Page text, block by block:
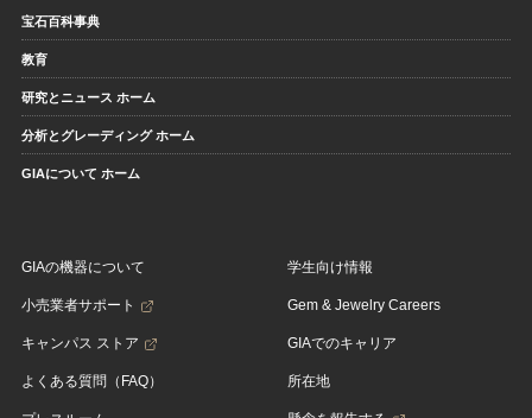
宝石百科事典
教育
研究とニュース ホーム
分析とグレーディング ホーム
GIAについて ホーム
GIAの機器について
小売業者サポート
キャンパス ストア
よくある質問（FAQ）
学生向け情報
Gem & Jewelry Careers
GIAでのキャリア
所在地